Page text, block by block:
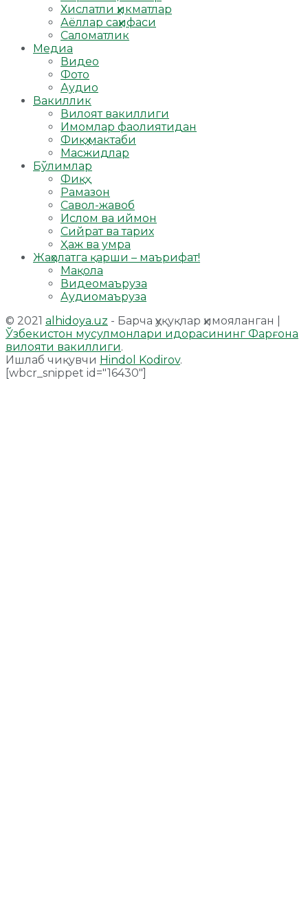
Хислатли ҳикматлар
Аёллар саҳифаси
Саломатлик
Медиа
Видео
Фото
Аудио
Вакиллик
Вилоят вакиллиги
Имомлар фаолиятидан
Фиқҳ мактаби
Масжидлар
Бўлимлар
Фиқҳ
Рамазон
Савол-жавоб
Ислом ва иймон
Сийрат ва тарих
Ҳаж ва умра
Жаҳолатга қарши – маърифат!
Мақола
Видеомаъруза
Аудиомаъруза
© 2021 alhidoya.uz - Барча ҳуқуқлар ҳимояланган |
Ўзбекистон мусулмонлари идорасининг Фарғона
вилояти вакиллиги.
Ишлаб чиқувчи Hindol Kodirov.
[wbcr_snippet id="16430"]